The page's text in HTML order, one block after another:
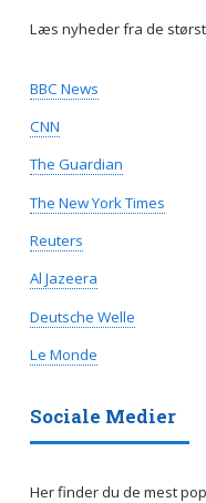
Læs nyheder fra de
BBC News
CNN
The Guardian
The New York Times
Reuters
Al Jazeera
Deutsche Welle
Le Monde
Sociale Medier
Her finder du de mest